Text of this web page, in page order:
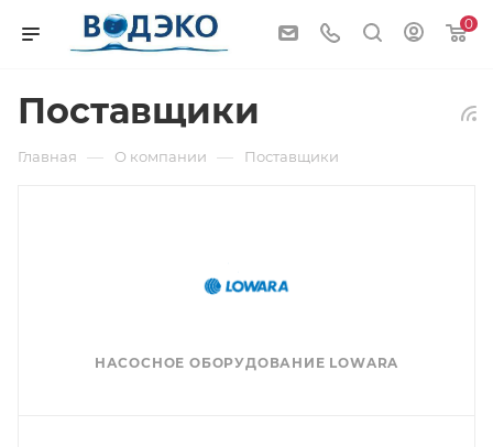
0
Поставщики
Главная — О компании — Поставщики
НАСОСНОЕ ОБОРУДОВАНИЕ LOWARA